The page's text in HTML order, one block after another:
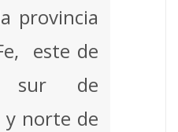
provincia
este de
sur de
y norte de